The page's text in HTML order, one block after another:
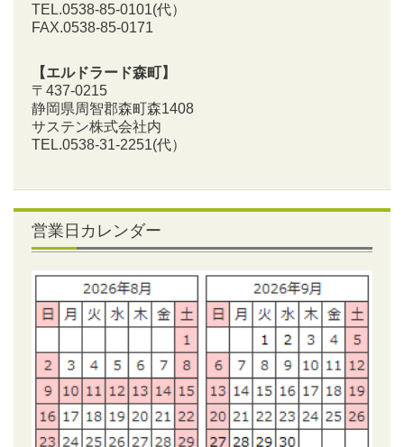
TEL.0538-85-0101(代）
FAX.0538-85-0171
【エルドラード森町】
〒437-0215
静岡県周智郡森町森1408
サステン株式会社内
TEL.0538-31-2251(代）
営業日カレンダー